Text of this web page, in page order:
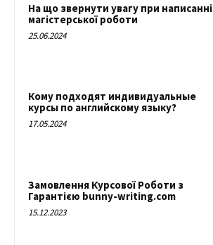
На що звернути увагу при написанні
магістерської роботи
25.06.2024
Кому подходят индивидуальные
курсы по английскому языку?
17.05.2024
Замовлення Курсової Роботи з
Гарантією bunny-writing.com
15.12.2023